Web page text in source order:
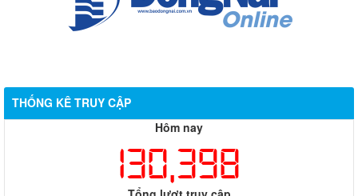
THỐNG KÊ TRUY CẬP
Hôm nay
130,398